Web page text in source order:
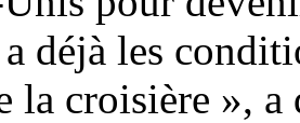
déjà les
la croisière »,